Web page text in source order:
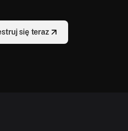
się teraz